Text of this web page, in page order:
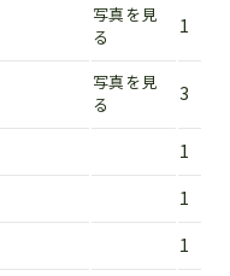
写真を見
る
1
写真を見
る
3
1
1
1